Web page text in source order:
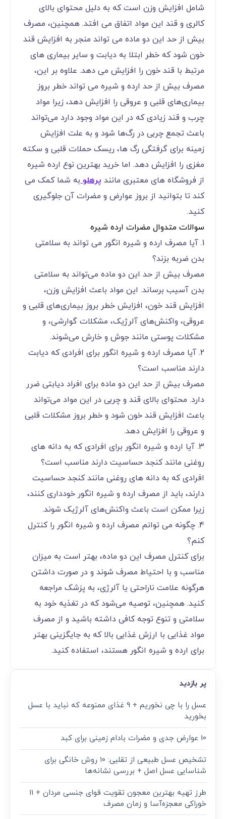
شامل افزایش وزن است که به دلیل محتوای بالای
کالری و قند این مواد اتفاق می ‌افتد. همچنین، مصرف
بیش از حد این دو ماده می ‌تواند منجر به افزایش قند
خون شود که خطر ابتلا به دیابت و سایر بیماری‌ های
مرتبط با قند خون را افزایش می ‌دهد. علاوه بر این،
مصرف بیش از حد ارده و شیره می ‌تواند خطر بروز
بیماری‌های قلبی و عروقی را افزایش دهد، زیرا مواد
چرب و قند زیادی که در این مواد وجود دارد می‌تواند
باعث تجمع چربی در رگ‌ها شود و به علت افزایش
زمینه برای گرفتگی رگ ‌ها، ریسک حملات قلبی و سکته
مغزی را افزایش دهد. اما خرید بهترین نوع ارده شیره
از فروشگاه های معتبری مانند پرهلوبه شما کمک می
کند تا بتوانید از بروز عوارض و مضرات آن جلوگیری
کنید.
سوالات متدوال مضرات ارده شیره
1. آیا مصرف ارده و شیره انگور می ‌تواند به سلامتی
بدن ضربه بزند؟
مصرف بیش از حد این دو ماده می‌تواند به سلامتی
بدن آسیب برساند. این مواد باعث افزایش وزن،
افزایش قند خون، افزایش خطر بروز بیماری‌های قلبی و
عروقی، واکنش‌های آلرژیک، مشکلات گوارشی، و
مشکلات پوستی مانند جوش و خارش می‌شوند.
2. آیا مصرف ارده و شیره انگور برای افرادی که دیابت
دارند مناسب است؟
مصرف بیش از حد این دو ماده برای افراد دیابتی ضرر
دارد. محتوای بالای قند و چربی در این مواد می‌تواند
باعث افزایش قند خون شود و خطر بروز مشکلات قلبی
و عروقی را افزایش دهد.
3. آیا ارده و شیره انگور برای افرادی که به دانه ‌های
روغنی مانند کنجد حساسیت دارند مناسب است؟
افرادی که به دانه‌ های روغنی مانند کنجد حساسیت
دارند، باید از مصرف ارده و شیره انگور خودداری کنند،
زیرا ممکن است باعث واکنش‌های آلرژیک شوند.
4. چگونه می ‌توانم مصرف ارده و شیره انگور را کنترل
کنم؟
برای کنترل مصرف این دو ماده، بهتر است به میزان
مناسب و با احتیاط مصرف شوند و در صورت داشتن
هرگونه علامت ناراحتی یا آلرژی، به پزشک مراجعه
کنید. همچنین، توصیه می‌شود که در تغذیه خود به
سلامتی و تنوع توجه کافی داشته باشید و از مصرف
مواد غذایی با ارزش غذایی بالا که به جایگزینی بهتر
برای ارده و شیره انگور هستند، استفاده کنید.
پر بازدید
عسل را با چی نخوریم + 9 غذای ممنوعه که نباید با عسل
بخورید
10 عوارض جدی و مضرات بادام زمینی برای کبد
تشخیص عسل طبیعی از تقلبی: ۱۰ روش خانگی برای
شناسایی عسل اصل + بررسی نشانه‌ها
طرز تهیه بهترین معجون تقویت قوای جنسی مردان + ۱۱
خوراکی معجزه‌آسا و زمان مصرف